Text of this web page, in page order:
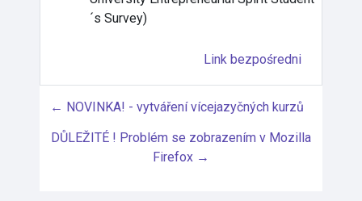
´s Survey)
Link bezpośredni
← NOVINKA! - vytváření vícejazyčných kurzů
DŮLEŽITÉ ! Problém se zobrazením v Mozilla
Firefox →